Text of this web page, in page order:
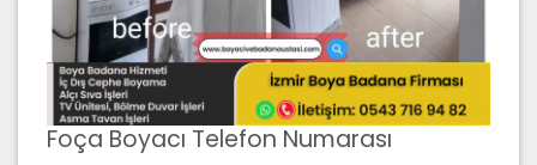
Foça Boyacı Telefon Numarası